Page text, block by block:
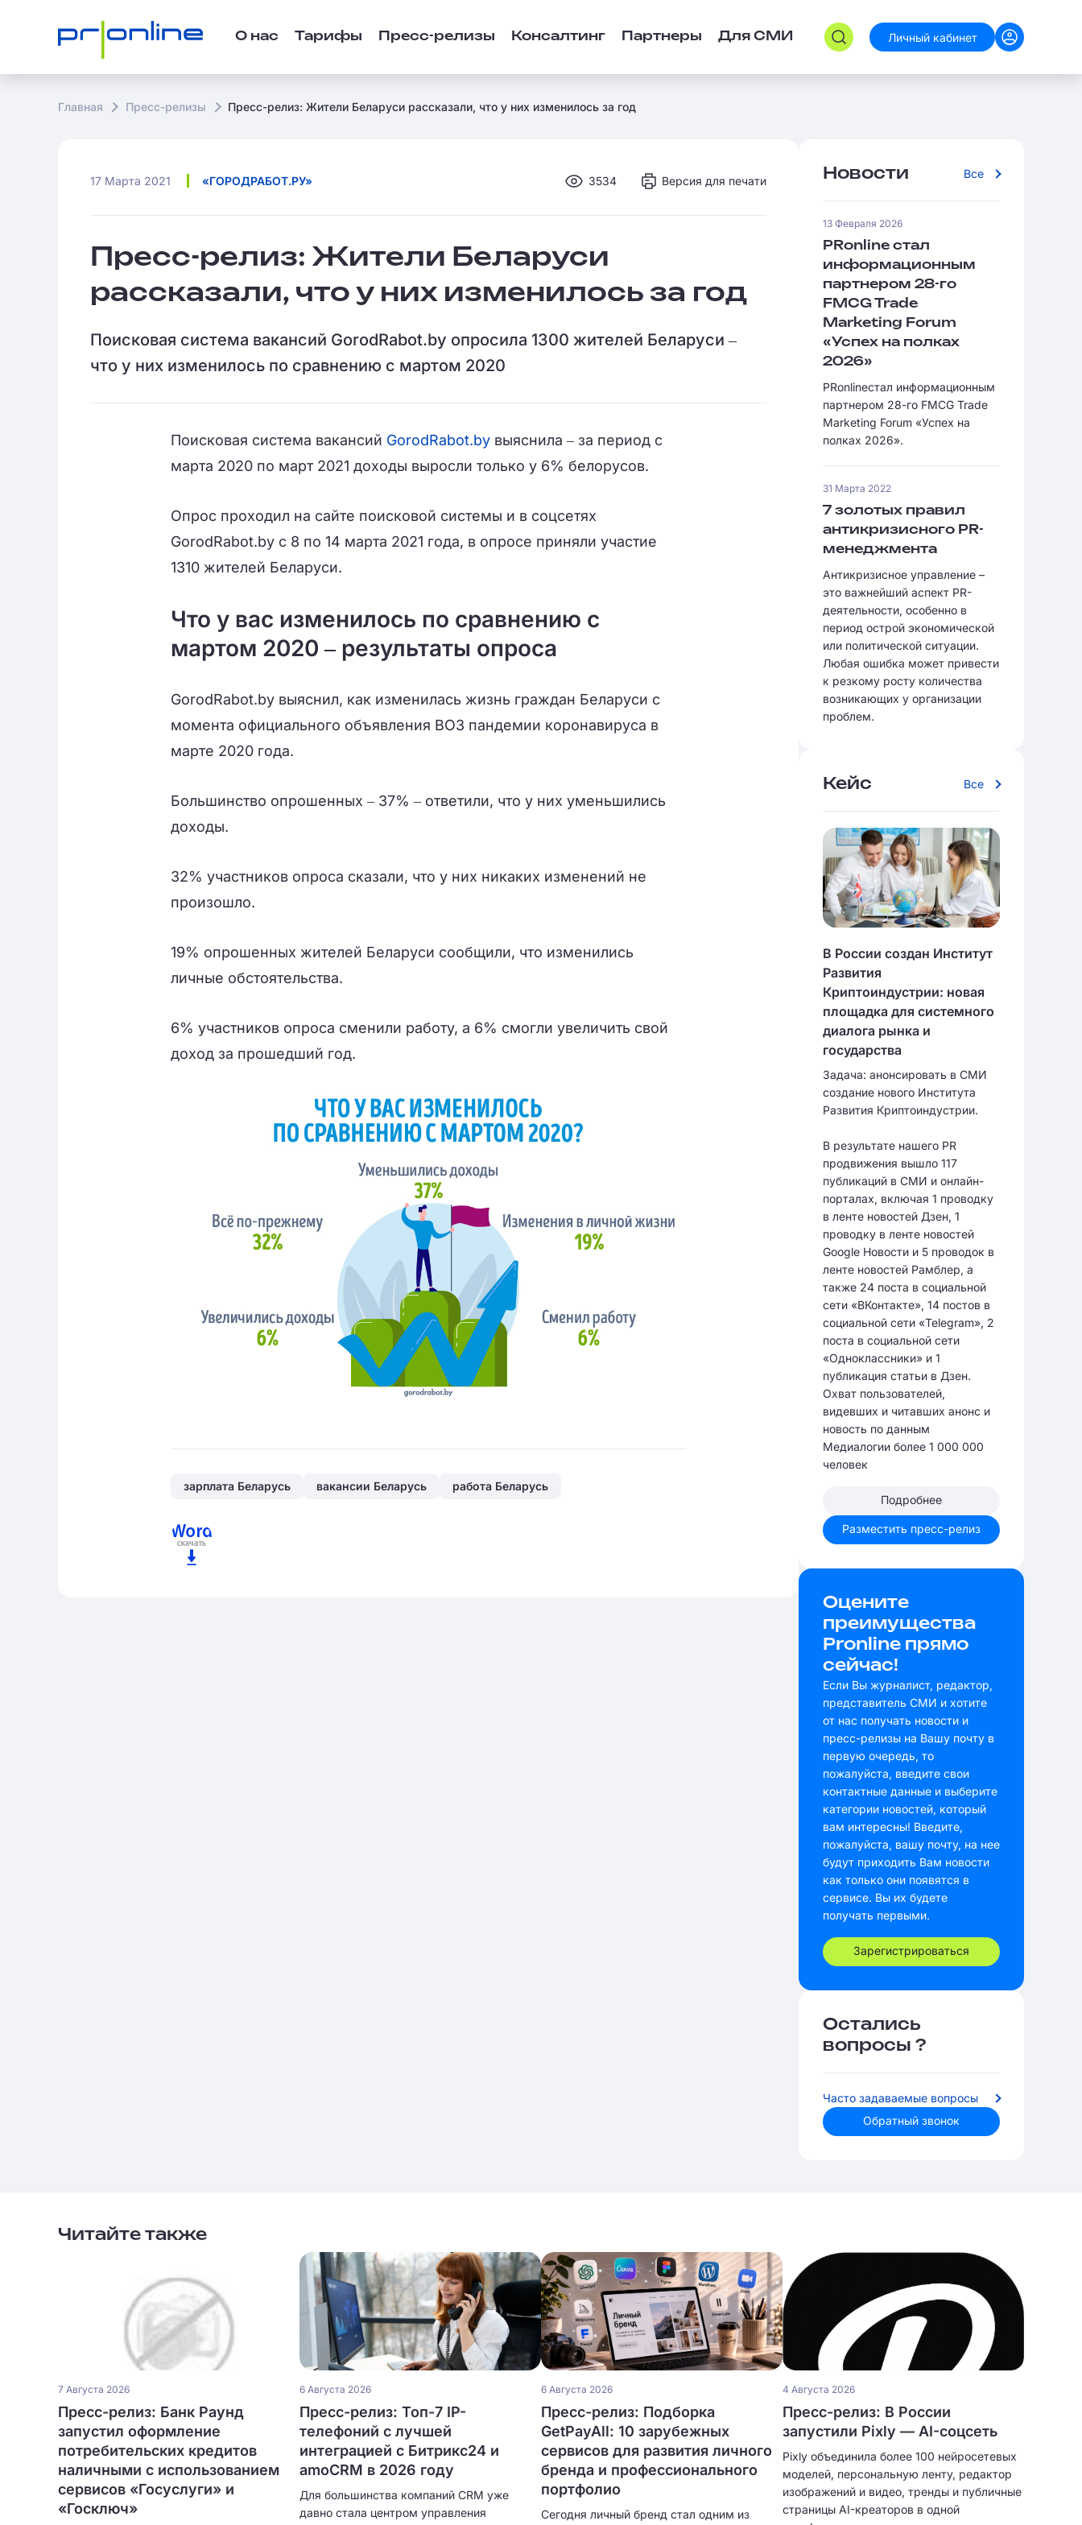
О нас Тарифы Пресс-релизы Консалтинг Партнеры Для СМИ Личный кабинет
Главная Пресс-релизы Пресс-релиз: Жители Беларуси рассказали, что у них изменилось за год
17 Марта 2021 «ГОРОДРАБОТ.РУ» 3534 Версия для печати
Пресс-релиз: Жители Беларуси
рассказали, что у них изменилось за год
Поисковая система вакансий GorodRabot.by опросила 1300 жителей Беларуси ‒
что у них изменилось по сравнению с мартом 2020
Поисковая система вакансий GorodRabot.by выяснила ‒ за период с
марта 2020 по март 2021 доходы выросли только у 6% белорусов.
Опрос проходил на сайте поисковой системы и в соцсетях
GorodRabot.by с 8 по 14 марта 2021 года, в опросе приняли участие
1310 жителей Беларуси.
Что у вас изменилось по сравнению с
мартом 2020 ‒ результаты опроса
GorodRabot.by выяснил, как изменилась жизнь граждан Беларуси с
момента официального объявления ВОЗ пандемии коронавируса в
марте 2020 года.
Большинство опрошенных ‒ 37% ‒ ответили, что у них уменьшились
доходы.
32% участников опроса сказали, что у них никаких изменений не
произошло.
19% опрошенных жителей Беларуси сообщили, что изменились
личные обстоятельства.
6% участников опроса сменили работу, а 6% смогли увеличить свой
доход за прошедший год.
зарплата Беларусь вакансии Беларусь работа Беларусь
Новости Все
13 Февраля 2026
PRonline стал
информационным
партнером 28-го
FMCG Trade
Marketing Forum
«Успех на полках
2026»
PRonlineстал информационным
партнером 28-го FMCG Trade
Marketing Forum «Успех на
полках 2026».
31 Марта 2022
7 золотых правил
антикризисного PR-
менеджмента
Антикризисное управление –
это важнейший аспект PR-
деятельности, особенно в
период острой экономической
или политической ситуации.
Любая ошибка может привести
к резкому росту количества
возникающих у организации
проблем.
Кейс Все
В России создан Институт
Развития
Криптоиндустрии: новая
площадка для системного
диалога рынка и
государства
Задача: анонсировать в СМИ
создание нового Института
Развития Криптоиндустрии.
В результате нашего PR
продвижения вышло 117
публикаций в СМИ и онлайн-
порталах, включая 1 проводку
в ленте новостей Дзен, 1
проводку в ленте новостей
Google Новости и 5 проводок в
ленте новостей Рамблер, а
также 24 поста в социальной
сети «ВКонтакте», 14 постов в
социальной сети «Telegram», 2
поста в социальной сети
«Одноклассники» и 1
публикация статьи в Дзен.
Охват пользователей,
видевших и читавших анонс и
новость по данным
Медиалогии более 1 000 000
человек
Подробнее
Разместить пресс-релиз
Оцените
преимущества
Pronline прямо
сейчас!
Если Вы журналист, редактор,
представитель СМИ и хотите
от нас получать новости и
пресс-релизы на Вашу почту в
первую очередь, то
пожалуйста, введите свои
контактные данные и выберите
категории новостей, который
вам интересны! Введите,
пожалуйста, вашу почту, на нее
будут приходить Вам новости
как только они появятся в
сервисе. Вы их будете
получать первыми.
Зарегистрироваться
Остались
вопросы ?
Часто задаваемые вопросы
Обратный звонок
Читайте также
7 Августа 2026
Пресс-релиз: Банк Раунд
запустил оформление
потребительских кредитов
наличными с использованием
сервисов «Госуслуги» и
«Госключ»
6 Августа 2026
Пресс-релиз: Топ-7 IP-
телефоний с лучшей
интеграцией с Битрикс24 и
amoCRM в 2026 году
Для большинства компаний CRM уже
давно стала центром управления
6 Августа 2026
Пресс-релиз: Подборка
GetPayAll: 10 зарубежных
сервисов для развития личного
бренда и профессионального
портфолио
Сегодня личный бренд стал одним из
4 Августа 2026
Пресс-релиз: В России
запустили Pixly — AI-соцсеть
Pixly объединила более 100 нейросетевых
моделей, персональную ленту, редактор
изображений и видео, тренды и публичные
страницы AI-креаторов в одной